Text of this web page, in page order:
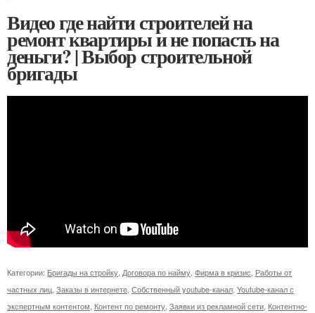
Видео где найти строителей на
ремонт квартиры и не попасть на
деньги? | Выбор строительной
бригады
Категории: Бригады на стройку Договора по найму Фирма в кризис Работы от
частных лиц Заказы в интернете Собственный youtube-канал Youtube-канал с
экспертным контентом Контент по ремонту Заявки из рекламной сети Контентно-